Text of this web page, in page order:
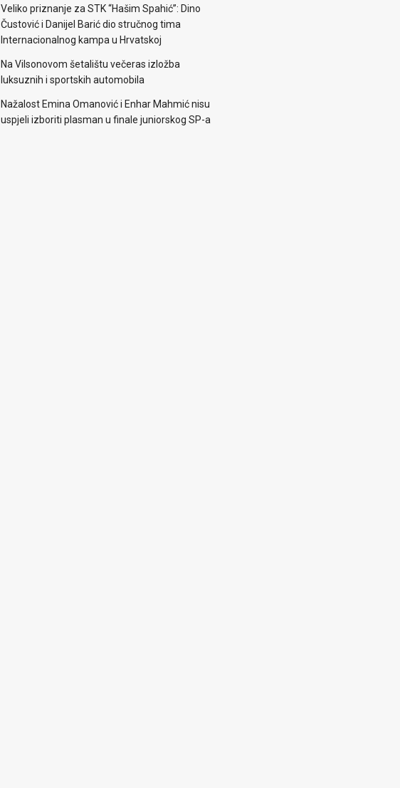
Veliko priznanje za STK “Hašim Spahić”: Dino
Čustović i Danijel Barić dio stručnog tima
Internacionalnog kampa u Hrvatskoj
Na Vilsonovom šetalištu večeras izložba
luksuznih i sportskih automobila
Nažalost Emina Omanović i Enhar Mahmić nisu
uspjeli izboriti plasman u finale juniorskog SP-a